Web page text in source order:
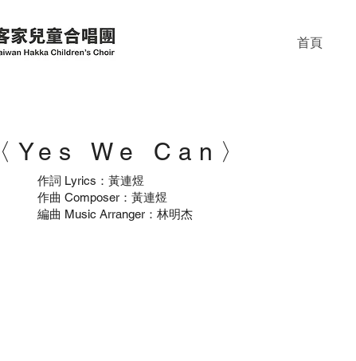
首頁
​〈Yes We Can 〉
作詞 Lyrics：黃連煜
作曲 Composer：黃連煜
編曲 Music Arranger：林明杰